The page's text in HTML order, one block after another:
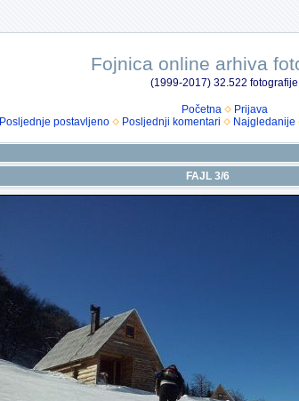
Fojnica online arhiva
(1999-2017) 32.522 fotografije
Početna
Prijava
Posljednje postavljeno Posljednji komentari Najgledanije
FAJL 3/6